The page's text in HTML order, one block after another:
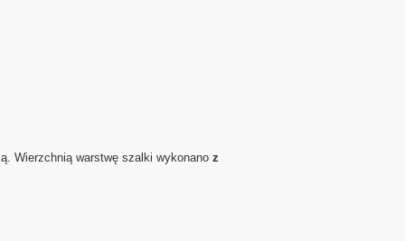
Wierzchnią warstwę szalki wykonanoz